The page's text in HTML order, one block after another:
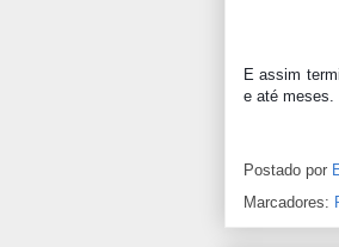
E assim
e até meses.
Postado por
Marcadores: